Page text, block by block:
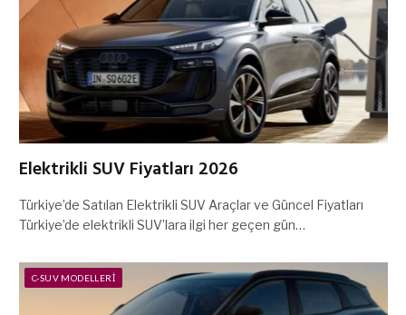
Elektrikli SUV Fiyatları 2026
Türkiye’de Satılan Elektrikli SUV Araçlar ve Güncel Fiyatları
Türkiye’de elektrikli SUV’lara ilgi her geçen gün…
C-SUV MODELLERI